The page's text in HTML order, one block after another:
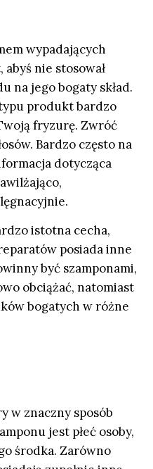
wypadających
abyś nie stosował
na jego bogaty skład.
produkt bardzo
fryzurę. Zwróć
Bardzo często na
dotycząca
istotna cecha,
posiada inne
być szamponami,
obciążać, natomiast
bogatych w różne
w znaczny sposób
jest płeć osoby,
środka. Zarówno